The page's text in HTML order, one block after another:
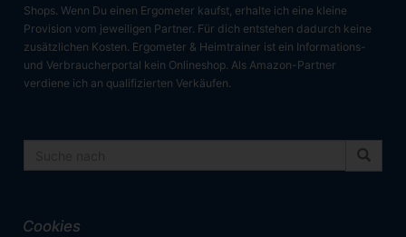
Shops. Wenn Du einen Ergometer kaufst, erhalte ich eine kleine
Provision vom jeweiligen Partner. Für dich entstehen dadurch keine
zusätzlichen Kosten. Ergometer & Heimtrainer ist ein Informations-
und Verbraucherportal kein Onlineshop. Als Amazon-Partner
verdiene ich an qualifizierten Verkäufen.
Cookies